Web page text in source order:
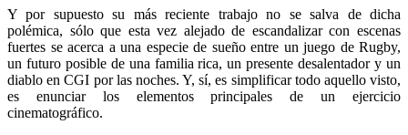
Y por supuesto su más reciente trabajo no se salva de dicha
polémica, sólo que esta vez alejado de escandalizar con escenas
fuertes se acerca a una especie de sueño entre un juego de Rugby,
un futuro posible de una familia rica, un presente desalentador y un
diablo en CGI por las noches. Y, sí, es simplificar todo aquello visto,
es enunciar los elementos principales de un ejercicio
cinematográfico.